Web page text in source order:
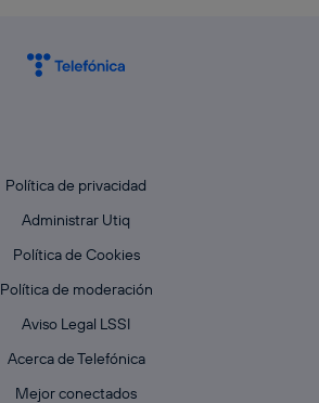
Política de privacidad
Administrar Utiq
Política de Cookies
Política de moderación
Aviso Legal LSSI
Acerca de Telefónica
Mejor conectados